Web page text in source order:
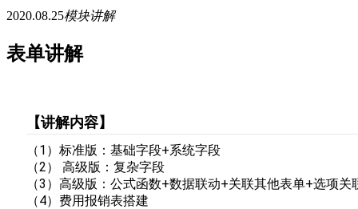
2020.08.25模块讲解
表单讲解
【讲解内容】
（1）标准版：基础字段+系统字段
（2） 高级版：复杂字段
（3）高级版：公式函数+数据联动+关联其他表单+选项关
（4）费用报销表搭建